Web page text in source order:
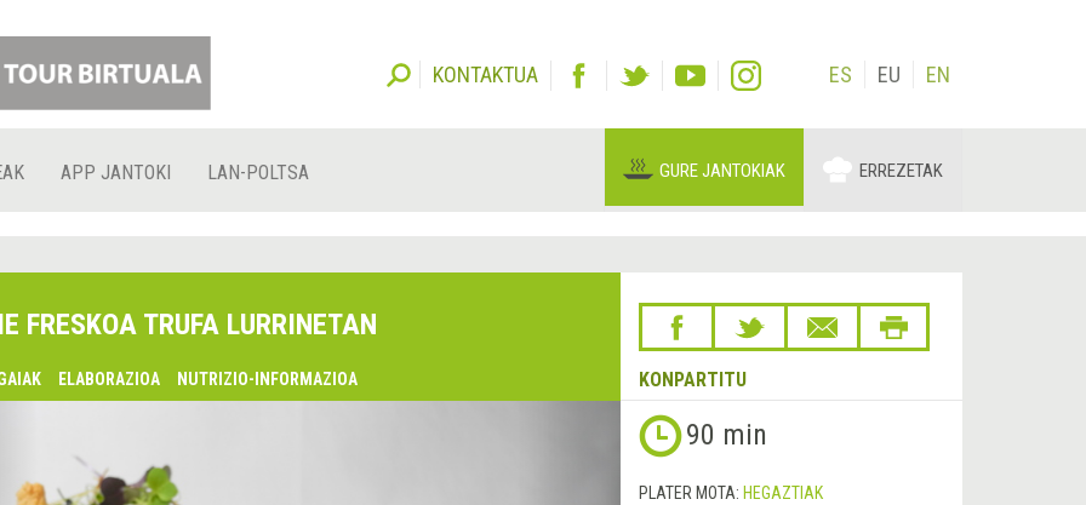
KONTAKTUA ES EU EN
APP JANTOKI LAN-POLTSA GURE JANTOKIAK ERREZETAK
FRESKOA TRUFA LURRINETAN
ELABORAZIOA NUTRIZIO-INFORMAZIOA KONPARTITU
Aurrekoa
Hurrengoa
&rsaquo; 90 min
PLATER MOTA: HEGAZTIAK